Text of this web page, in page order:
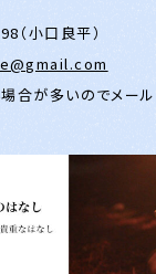
（小口良平）
合が多いのでメール